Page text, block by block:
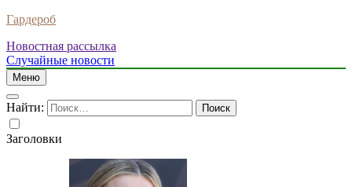
Гардероб
Новостная рассылка
Случайные новости
Меню
Найти:
Заголовки